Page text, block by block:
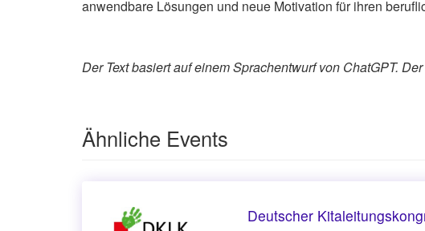
anwendbare Lösungen und neue Motivation für ihren
Der Text basiert auf einem Sprachentwurf von ChatGPT.
Ähnliche Events
Deutscher